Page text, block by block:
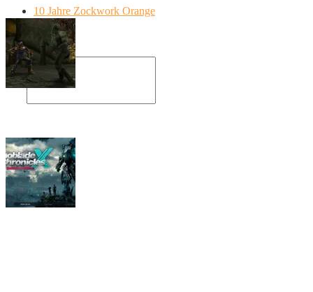
10 Jahre Zockwork Orange